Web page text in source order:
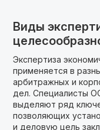
Виды
Экспертиза
применяется в
арбитражных и
дел. Специалисты
выделяют ряд
позволяющих
и деловую цель